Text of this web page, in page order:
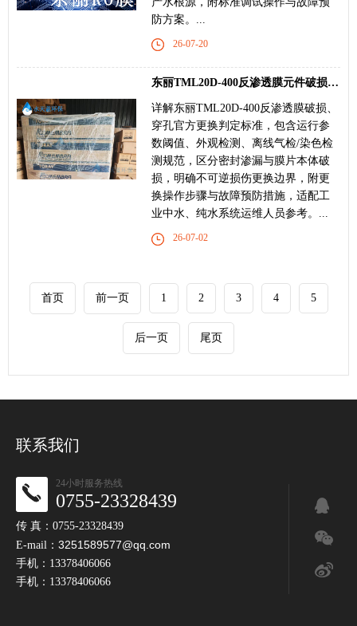
防方案。...
26-07-20
东丽TML20D-400反渗透膜元件破损、穿孔更换标准
详解东丽TML20D-400反渗透膜破损、
穿孔官方更换判定标准，包含运行参
数阈值、外观检测、离线气检/染色检
测规范，区分密封渗漏与膜片本体破
损，明确不可逆损伤更换边界，附更
换操作步骤与故障预防措施，适配工
业中水、纯水系统运维人员参考。...
26-07-02
首页 前一页 1 2 3 4 5
后一页 尾页
联系我们
24小时服务热线
0755-23328439
传 真：0755-23328439
E-mail： 3251589577@qq.com
手机：13378406066
手机：13378406066